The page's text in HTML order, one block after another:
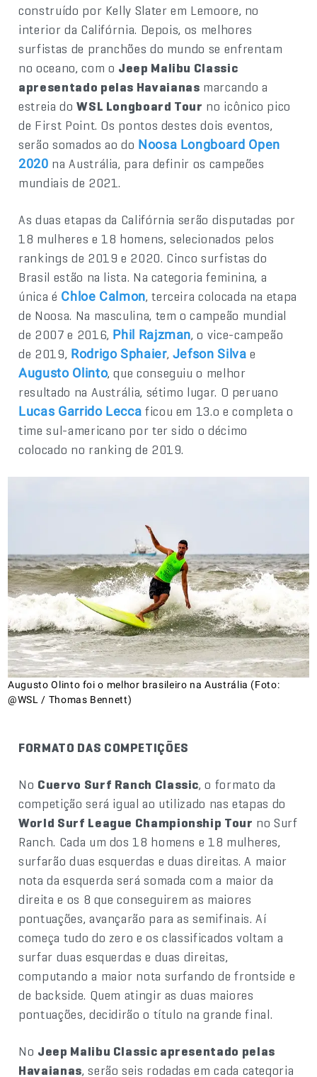
construído por Kelly Slater em Lemoore, no
interior da Califórnia. Depois, os melhores
surfistas de pranchões do mundo se enfrentam
no oceano, com o Jeep Malibu Classic
apresentado pelas Havaianas marcando a
estreia doWSL Longboard Tour no icônico pico
de First Point. Os pontos destes dois eventos,
serão somados ao do Noosa Longboard Open
2020 na Austrália, para definir os campeões
mundiais de 2021.
As duas etapas da Califórnia serão disputadas por
18 mulheres e 18 homens, selecionados pelos
rankings de 2019 e 2020. Cinco surfistas do
Brasil estão na lista. Na categoria feminina, a
única é Chloe Calmon, terceira colocada na etapa
de Noosa. Na masculina, tem o campeão mundial
de 2007 e 2016, Phil Rajzman, o vice-campeão
de 2019, Rodrigo Sphaier, Jefson Silva e
Augusto Olinto, que conseguiu o melhor
resultado na Austrália, sétimo lugar. O peruano
Lucas Garrido Lecca ficou em 13.o e completa o
time sul-americano por ter sido o décimo
colocado no ranking de 2019.
Augusto Olinto foi o melhor brasileiro na Austrália (Foto:
@WSL / Thomas Bennett)
FORMATO DAS COMPETIÇÕES
No Cuervo Surf Ranch Classic, o formato da
competição será igual ao utilizado nas etapas do
World Surf League Championship Tour no Surf
Ranch. Cada um dos 18 homens e 18 mulheres,
surfarão duas esquerdas e duas direitas. A maior
nota da esquerda será somada com a maior da
direita e os 8 que conseguirem as maiores
pontuações, avançarão para as semifinais. Aí
começa tudo do zero e os classificados voltam a
surfar duas esquerdas e duas direitas,
computando a maior nota surfando de frontside e
de backside. Quem atingir as duas maiores
pontuações, decidirão o título na grande final.
No Jeep Malibu Classic apresentado pelas
Havaianas, serão seis rodadas em cada categoria